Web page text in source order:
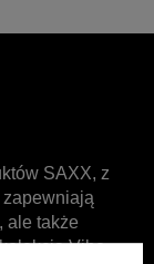
SAXX, z
ale także
Vibe